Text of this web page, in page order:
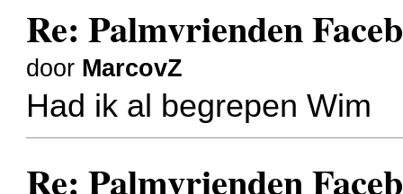
Re: Palmvrienden
door MarcovZ
Had ik al begrepen Wim
Re: Palmvrienden